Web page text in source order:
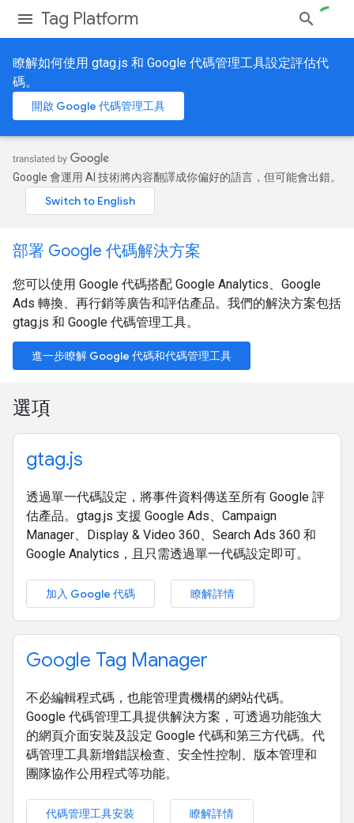
Tag Platform
瞭解如何使用 gtag.js 和 Google 代碼管理工具設定評估代
碼。
開啟 Google 代碼管理工具
Google 會運用 AI 技術將內容翻譯成你偏好的語言，但可能會出錯。
部署 Google 代碼解決方案
您可以使用 Google 代碼搭配 Google Analytics、Google
Ads 轉換、再行銷等廣告和評估產品。我們的解決方案包括
gtag.js 和 Google 代碼管理工具。
進一步瞭解 Google 代碼和代碼管理工具
選項
gtag.js
透過單一代碼設定，將事件資料傳送至所有 Google 評
估產品。gtag.js 支援 Google Ads、Campaign
Manager、Display & Video 360、Search Ads 360 和
Google Analytics，且只需透過單一代碼設定即可。
加入 Google 代碼 瞭解詳情
Google Tag Manager
不必編輯程式碼，也能管理貴機構的網站代碼。
Google 代碼管理工具提供解決方案，可透過功能強大
的網頁介面安裝及設定 Google 代碼和第三方代碼。代
碼管理工具新增錯誤檢查、安全性控制、版本管理和
團隊協作公用程式等功能。
代碼管理工具安裝 瞭解詳情